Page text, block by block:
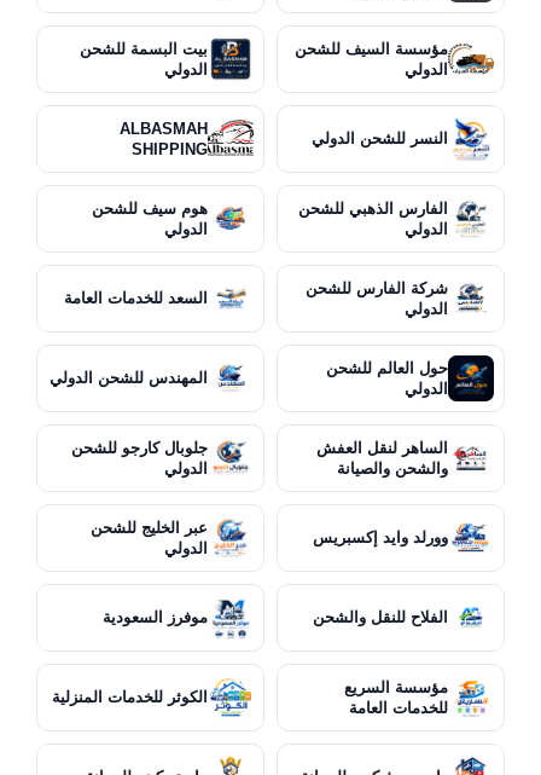
مؤسسة السيف للشحن
الدولي
بيت البسمة للشحن
الدولي
النسر للشحن الدولي
ALBASMAH
SHIPPING
الفارس الذهبي للشحن
الدولي
هوم سيف للشحن
الدولي
شركة الفارس للشحن
الدولي
السعد للخدمات العامة
حول العالم للشحن
الدولي
المهندس للشحن الدولي
الساهر لنقل العفش
والشحن والصيانة
جلوبال كارجو للشحن
الدولي
وورلد وايد إكسبريس
عبر الخليج للشحن
الدولي
الفلاح للنقل والشحن موفرز السعودية
مؤسسة السريع
للخدمات العامة
الكوثر للخدمات المنزلية